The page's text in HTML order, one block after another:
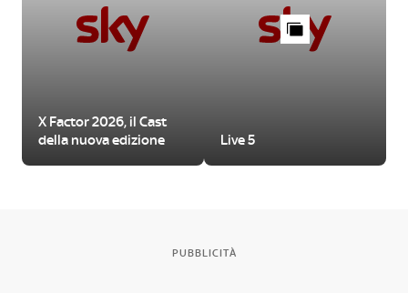
X Factor 2026, il Cast
della nuova edizione
Live 5
PUBBLICITÀ